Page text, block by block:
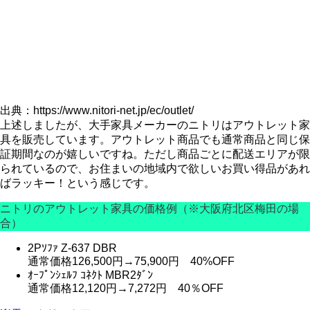
出典：https://www.nitori-net.jp/ec/outlet/
上述しましたが、大手家具メーカーのニトリはアウトレット家
具を販売しています。アウトレット商品でも通常商品と同じ保
証期間なのが嬉しいですね。ただし商品ごとに配送エリアが限
られているので、お住まいの地域内で欲しいお買い得品があれ
ばラッキー！という感じです。
ニトリのアウトレット家具の価格例（※大阪府北区梅田の場
合）
2Pｿﾌｧ Z-637 DBR
通常価格126,500円→75,900円 40%OFF
ｵｰﾌﾟﾝｼｪﾙﾌ ｺﾈｸﾄ MBR2ﾀﾞﾝ
通常価格12,120円→7,272円 40％OFF